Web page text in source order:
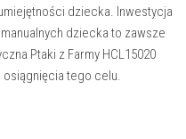
dziecka. Inwestycja
dziecka to zawsze
Ptaki z Farmy HCL15020
osiągnięcia tego celu.